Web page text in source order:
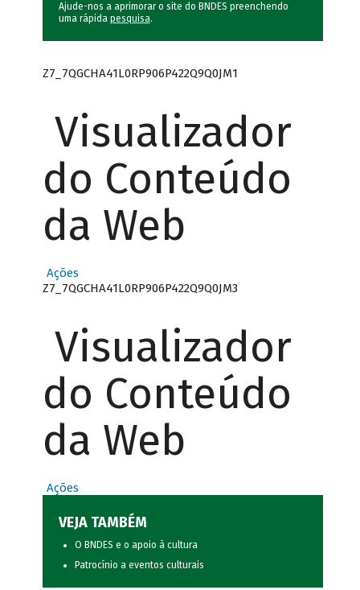
Ajude-nos a aprimorar o site do BNDES preenchendo
uma rápida pesquisa.
Z7_7QGCHA41L0RP906P422Q9Q0JM1
Visualizador
do Conteúdo
da Web
Ações
Z7_7QGCHA41L0RP906P422Q9Q0JM3
Visualizador
do Conteúdo
da Web
Ações
VEJA TAMBÉM
O BNDES e o apoio à cultura
Patrocínio a eventos culturais